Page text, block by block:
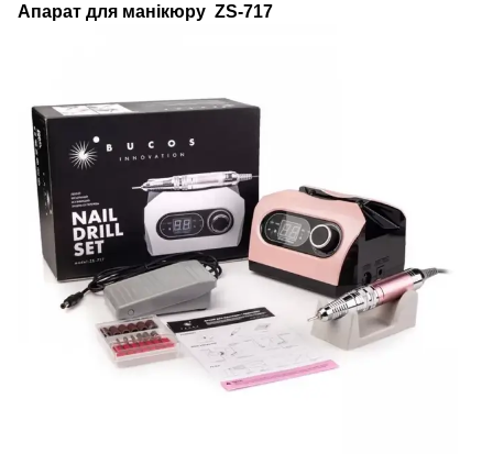
Апарат для манікюру ZS-717